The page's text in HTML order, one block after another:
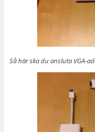
Så här ska du ansluta VGA-